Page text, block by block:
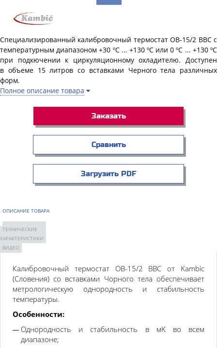
Специализированный калибровочный термостат OB-15/2 BBC с
температурным диапазоном +30 ºC ... +130 ºC или 0 ºC ... +130 ºC
при подкючении к циркуляционному охладителю. Доступен
в объеме 15 литров со вставками Черного тела различных
форм.
Полное описание товара
Заказать
Сравнить
Загрузить PDF
ОПИСАНИЕ ТОВАРА
ТЕХНИЧЕСКИЕ
ХАРАКТЕРИСТИКИ
ВИДЕО
Калибровочный термостат OB-15/2 BBC от Kambic
(Словения) со вставками Чорного тела обеспечивает
метрологическую однородность и стабильность
температуры.
Особенности:
Однородность и стабильность в мK во всем
диапазоне;